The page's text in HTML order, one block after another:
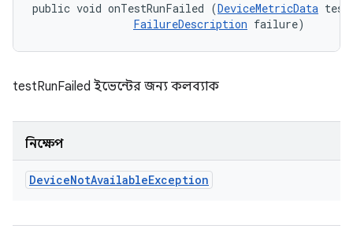
public void onTestRunFailed (DeviceMetricData
FailureDescription failure)
testRunFailed ইভেন্টের জন্য কলব্যাক
নিক্ষেপ
DeviceNotAvailableException